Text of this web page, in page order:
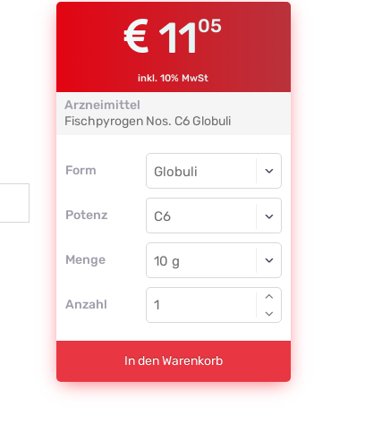
1105
inkl. 10% MwSt
Arzneimittel
Fischpyrogen Nos. C6 Globuli
Form
Form
Potenz
Globuli
C6
Menge
Globuli
Anzahl
In den Warenkorb